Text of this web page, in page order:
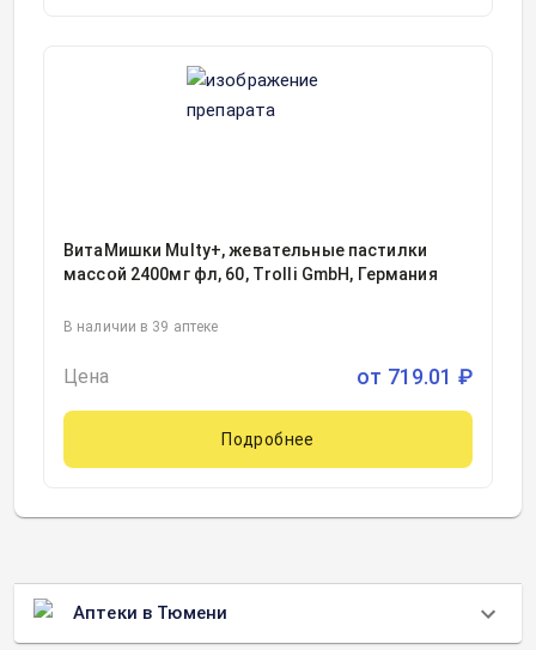
ВитаМишки Multy+, жевательные пастилки
массой 2400мг фл, 60, Trolli GmbH, Германия
В наличии в 39 аптеке
Цена от 719.01 ₽
Подробнее
Аптеки в Тюмени